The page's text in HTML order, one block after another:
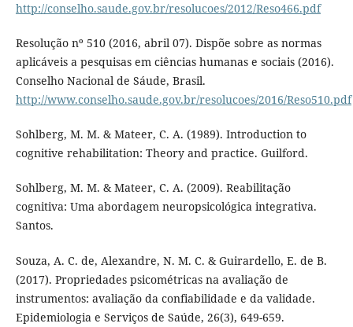
http://conselho.saude.gov.br/resolucoes/2012/Reso466.pdf
Resolução nº 510 (2016, abril 07). Dispõe sobre as normas
aplicáveis a pesquisas em ciências humanas e sociais (2016).
Conselho Nacional de Sáude, Brasil.
http://www.conselho.saude.gov.br/resolucoes/2016/Reso510.pdf
Sohlberg, M. M. & Mateer, C. A. (1989). Introduction to
cognitive rehabilitation: Theory and practice. Guilford.
Sohlberg, M. M. & Mateer, C. A. (2009). Reabilitação
cognitiva: Uma abordagem neuropsicológica integrativa.
Santos.
Souza, A. C. de, Alexandre, N. M. C. & Guirardello, E. de B.
(2017). Propriedades psicométricas na avaliação de
instrumentos: avaliação da confiabilidade e da validade.
Epidemiologia e Serviços de Saúde, 26(3), 649-659.